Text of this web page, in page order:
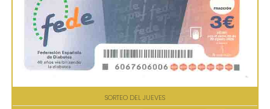
SORTEO DEL JUEVES